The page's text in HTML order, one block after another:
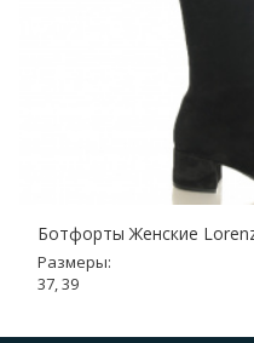
Ботфорты Женские
Размеры:
37, 39